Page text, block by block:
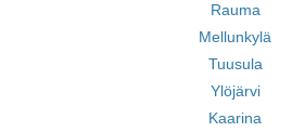
Rauma
Mellunkylä
Tuusula
Ylöjärvi
Kaarina